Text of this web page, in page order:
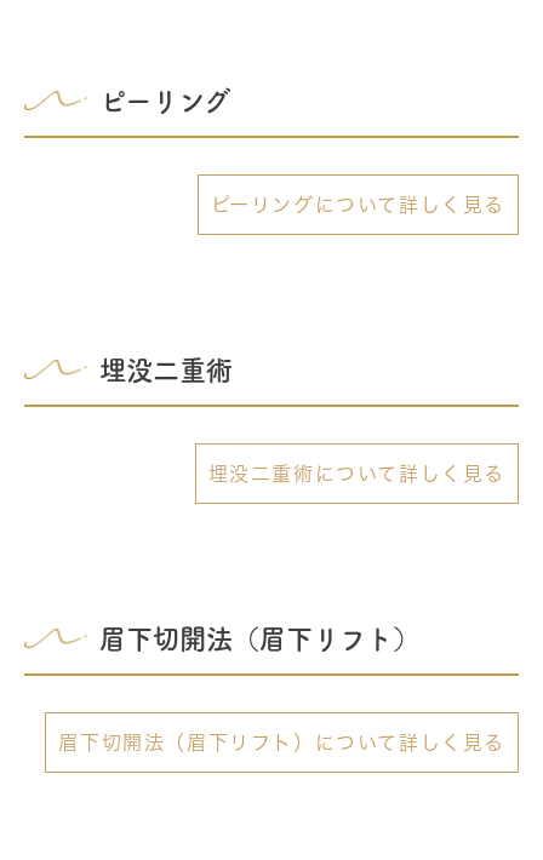
ピーリング
ピーリングについて詳しく見る
埋没二重術
埋没二重術について詳しく見る
眉下切開法（眉下リフト）
眉下切開法（眉下リフト）について詳しく見る